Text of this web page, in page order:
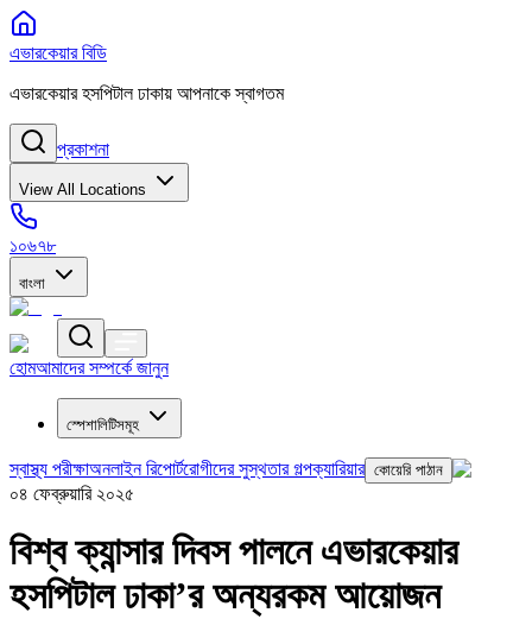
এভারকেয়ার বিডি
এভারকেয়ার হসপিটাল ঢাকায় আপনাকে স্বাগতম
প্রকাশনা
View All Locations
১০৬৭৮
বাংলা
হোমআমাদের সম্পর্কে জানুন
স্পেশালিটিসমূহ
স্বাস্থ্য পরীক্ষাঅনলাইন রিপোর্টরোগীদের সুস্থতার গল্পক্যারিয়ার কোয়েরি পাঠান
০৪ ফেব্রুয়ারি ২০২৫
বিশ্ব ক্যান্সার দিবস পালনে এভারকেয়ার
হসপিটাল ঢাকা’র অন্যরকম আয়োজন